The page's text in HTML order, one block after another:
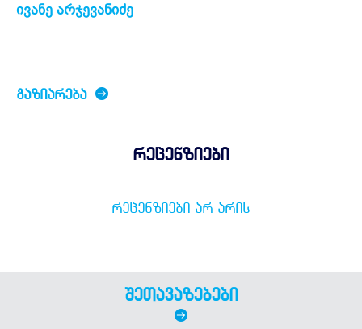
ივანე არჯევანიძე
ᲒᲐᲖᲘᲐᲠᲔᲑᲐ
რეცენზიები
ᲠᲔᲪᲔᲜᲖᲘᲔᲑᲘ ᲐᲠ ᲐᲠᲘᲡ
შეთავაზებები